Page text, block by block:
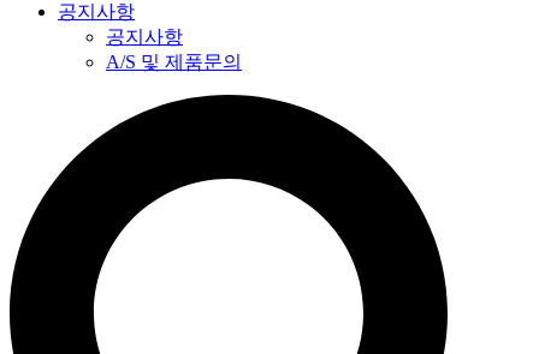
공지사항
공지사항
A/S 및 제품문의